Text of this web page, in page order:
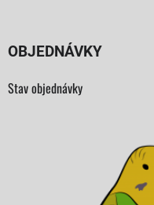
OBJEDNÁVKY
Stav objednávky